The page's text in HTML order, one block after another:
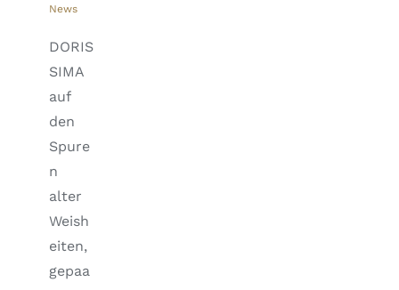
News
DORIS
SIMA
auf
den
Spure
n
alter
Weish
eiten,
gepaa